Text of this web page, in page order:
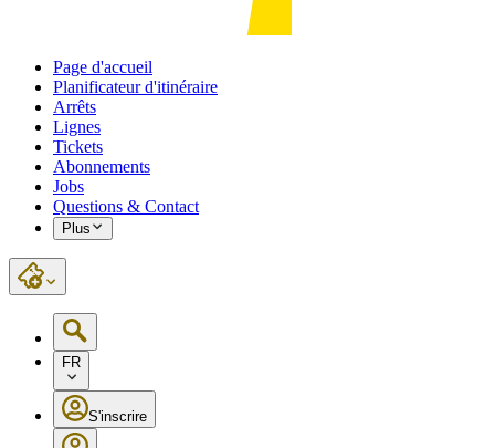
Page d'accueil
Planificateur d'itinéraire
Arrêts
Lignes
Tickets
Abonnements
Jobs
Questions & Contact
Plus
FR
S'inscrire